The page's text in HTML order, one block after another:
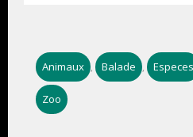
Animaux , Balade , Especes
Zoo